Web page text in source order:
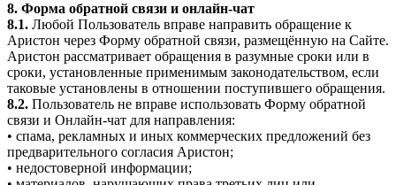
8. Форма обратной связи и онлайн-чат
8.1. Любой Пользователь вправе направить обращение к
Аристон через Форму обратной связи, размещённую на Сайте.
Аристон рассматривает обращения в разумные сроки или в
сроки, установленные применимым законодательством, если
таковые установлены в отношении поступившего обращения.
8.2. Пользователь не вправе использовать Форму обратной
связи и Онлайн-чат для направления:
• спама, рекламных и иных коммерческих предложений без
предварительного согласия Аристон;
• недостоверной информации;